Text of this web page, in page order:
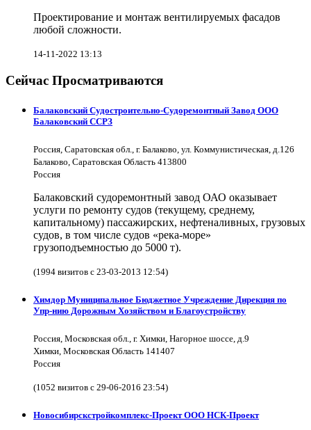
Проектирование и монтаж вентилируемых фасадов
любой сложности.
14-11-2022 13:13
Сейчас Просматриваются
Балаковский Судостроительно-Судоремонтный Завод ООО
Балаковский ССРЗ
Россия, Саратовская обл., г. Балаково, ул. Коммунистическая, д.126
Балаково, Саратовская Область 413800
Россия
Балаковский судоремонтный завод ОАО оказывает
услуги по ремонту судов (текущему, среднему,
капитальному) пассажирских, нефтеналивных, грузовых
судов, в том числе судов «река-море»
грузоподъемностью до 5000 т).
(1994 визитов с 23-03-2013 12:54)
Химдор Муниципальное Бюджетное Учреждение Дирекция по
Упр-нию Дорожным Хозяйством и Благоустройству
Россия, Московская обл., г. Химки, Нагорное шоссе, д.9
Химки, Московская Область 141407
Россия
(1052 визитов с 29-06-2016 23:54)
Новосибирскстройкомплекс-Проект ООО НСК-Проект